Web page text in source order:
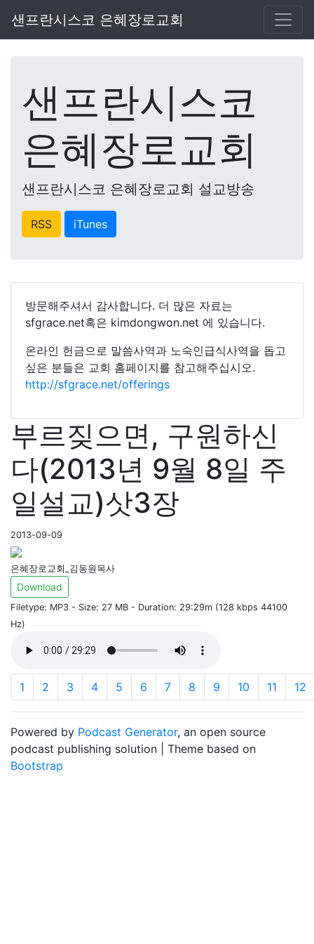
샌프란시스코 은혜장로교회
샌프란시스코
은혜장로교회
샌프란시스코 은혜장로교회 설교방송
RSS iTunes
방문해주셔서 감사합니다. 더 많은 자료는
sfgrace.net혹은 kimdongwon.net 에 있습니다.
온라인 헌금으로 말씀사역과 노숙인급식사역을 돕고
싶은 분들은 교회 홈페이지를 참고해주십시오.
http://sfgrace.net/offerings
부르짖으면, 구원하신
다(2013년 9월 8일 주
일설교)삿3장
2013-09-09
은혜장로교회_김동원목사
Download
Filetype: MP3 - Size: 27 MB - Duration: 29:29m (128 kbps 44100
Hz)
1 2 3 4 5 6 7 8 9 10 11 12
Powered by Podcast Generator, an open source
podcast publishing solution | Theme based on
Bootstrap